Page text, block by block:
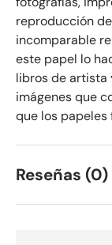
reproducción
incomparable
este papel lo
libros de artista
imágenes que
que los papeles
Reseñas (0)